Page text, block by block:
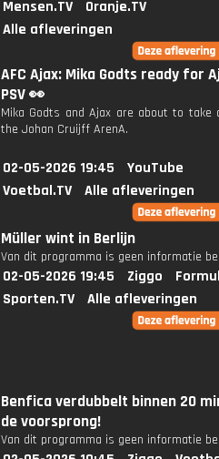
Mensen.TV
Oranje.TV
Alle afleveringen
AFC Ajax: Mika Godts ready for
PSV 👀
Mika Godts and Ajax are about to take
the Johan Cruijff ArenA.
02-05-2026 19:45
YouTube
Voetbal.TV
Alle afleveringen
Müller wint in Berlijn
Van dit programma is geen informatie
02-05-2026 19:45 Ziggo
Sporten.TV
Alle afleveringen
Benfica verdubbelt binnen 20
de voorsprong!
Van dit programma is geen informatie